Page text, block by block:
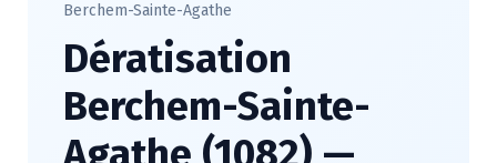
Berchem-Sainte-Agathe
Dératisation
Berchem-Sainte-